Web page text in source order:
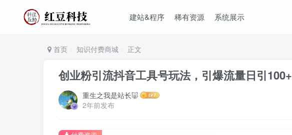
建站&程序 稀有资源 系统展示
首页 知识付费商城 正文
创业粉引流抖音工具号玩法，引爆流量日引100+
重生之我是站长🐷
2年前发布